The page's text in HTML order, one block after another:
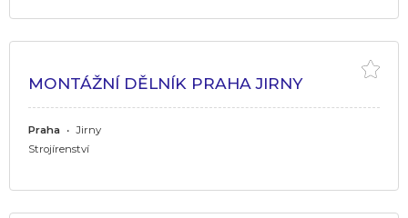
MONTÁŽNÍ DĚLNÍK PRAHA JIRNY
Praha • Jirny
Strojírenství